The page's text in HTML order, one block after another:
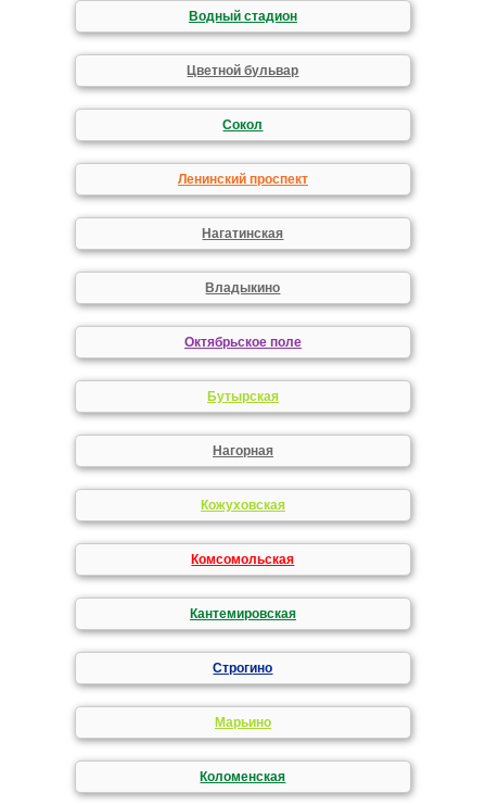
Водный стадион
Цветной бульвар
Сокол
Ленинский проспект
Нагатинская
Владыкино
Октябрьское поле
Бутырская
Нагорная
Кожуховская
Комсомольская
Кантемировская
Строгино
Марьино
Коломенская